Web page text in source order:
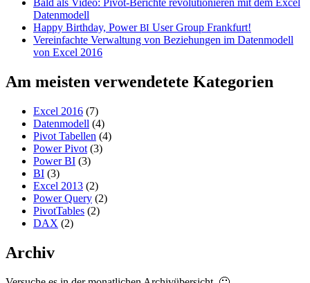
Bald als Video: Pivot-Berichte revolutionieren mit dem Excel
Datenmodell
Happy Birthday, PowerBI User Group Frankfurt!
Vereinfachte Verwaltung von Beziehungen im Datenmodell
von Excel 2016
Am meisten verwendetete Kategorien
Excel 2016 (7)
Datenmodell (4)
Pivot Tabellen (4)
Power Pivot (3)
Power BI (3)
BI (3)
Excel 2013 (2)
Power Query (2)
PivotTables (2)
DAX (2)
Archiv